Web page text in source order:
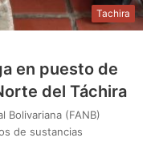
Tachira
en puesto de
del Táchira
Bolivariana (FANB)
de sustancias